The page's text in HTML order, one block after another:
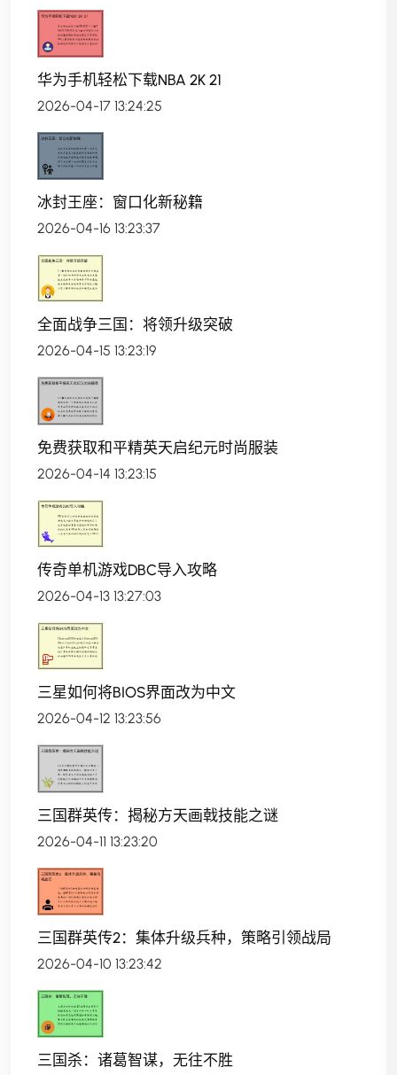
华为手机轻松下载NBA 2K 21
2026-04-17 13:24:25
冰封王座：窗口化新秘籍
2026-04-16 13:23:37
全面战争三国：将领升级突破
2026-04-15 13:23:19
免费获取和平精英天启纪元时尚服装
2026-04-14 13:23:15
传奇单机游戏DBC导入攻略
2026-04-13 13:27:03
三星如何将BIOS界面改为中文
2026-04-12 13:23:56
三国群英传：揭秘方天画戟技能之谜
2026-04-11 13:23:20
三国群英传2：集体升级兵种，策略引领战局
2026-04-10 13:23:42
三国杀：诸葛智谋，无往不胜